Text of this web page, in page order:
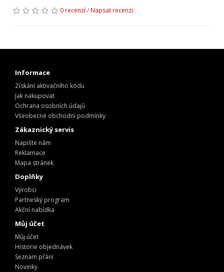
0 recenzí/Napsat recenzi
Informace
Získání aktivačního kódu
Jak nakupovat
Ochrana osobních údajů
Všeobecné obchodní podmínky
Zákaznický servis
Napište nám
Reklamace
Mapa stránek
Doplňky
Výrobci
Partneský program
Akční nabídka
Můj účet
Můj účet
Historie objednávek
Seznam přání
Novinky